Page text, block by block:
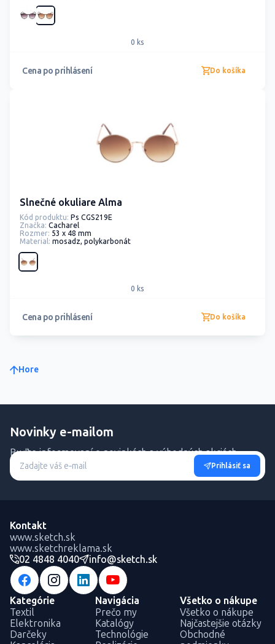
0 ks
Cena po prihlásení Do košíka
Slnečné okuliare Alma
Kód produktu: Ps CGS219E
Značka: Cacharel
Rozmer: 53 x 48 mm
Material: mosadz, polykarbonát
0 ks
Cena po prihlásení Do košíka
Hore
Novinky e-mailom
Buďte informovaní o novinkách a výhodných akciách.
Prihlásiť sa
Kontakt
www.sketch.sk
www.sketchreklama.sk
02 4848 4040
info@sketch.sk
Kategórie
Textil
Elektronika
Darčeky
Navigácia
Prečo my
Katalógy
Technológie
Všetko o nákupe
Všetko o nákupe
Najčastejšie otázky
Obchodné